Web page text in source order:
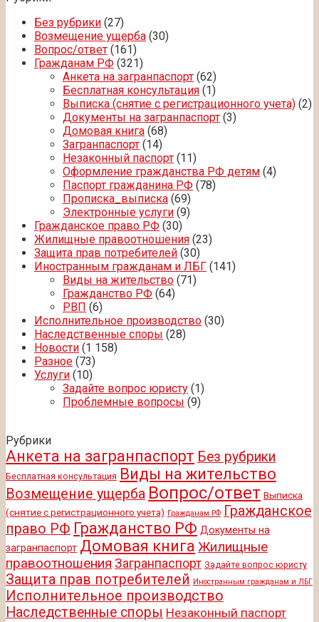
Без рубрики (27)
Возмещение ущерба (30)
Вопрос/ответ (161)
Гражданам РФ (321)
Анкета на загранпаспорт (62)
Бесплатная консультация (1)
Выписка (снятие с регистрационного учета) (2)
Документы на загранпаспорт (3)
Домовая книга (68)
Загранпаспорт (14)
Незаконный паспорт (11)
Оформление гражданства РФ детям (4)
Паспорт гражданина РФ (78)
Прописка_выписка (69)
Электронные услуги (9)
Гражданское право РФ (30)
Жилищные правоотношения (23)
Защита прав потребителей (30)
Иностранным гражданам и ЛБГ (141)
Виды на жительство (71)
Гражданство РФ (64)
РВП (6)
Исполнительное производство (30)
Наследственные споры (28)
Новости (1 158)
Разное (73)
Услуги (10)
Задайте вопрос юристу (1)
Проблемные вопросы (9)
Рубрики
Анкета на загранпаспорт Без рубрики
Бесплатная консультация Виды на жительство
Возмещение ущерба Вопрос/ответ Выписка
(снятие с регистрационного учета) Гражданам РФ Гражданское
право РФ Гражданство РФ Документы на
загранпаспорт Домовая книга Жилищные
правоотношения Загранпаспорт Задайте вопрос юристу
Защита прав потребителей Иностранным гражданам и ЛБГ
Исполнительное производство
Наследственные споры Незаконный паспорт